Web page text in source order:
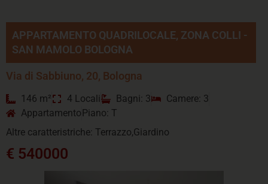
APPARTAMENTO QUADRILOCALE, ZONA COLLI -
SAN MAMOLO BOLOGNA
Via di Sabbiuno, 20, Bologna
146 m² 4 Locali Bagni: 3
Camere: 3
Appartamento Piano: T
Altre caratteristriche: Terrazzo,Giardino
€ 540000